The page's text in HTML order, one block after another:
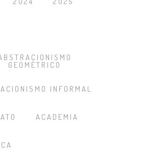
GEOMÉTRICO
INFORMAL
ACADEMIA